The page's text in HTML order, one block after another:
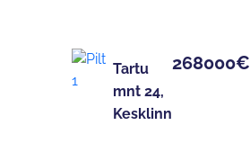
Tartu
mnt 24,
Kesklinn
268000€